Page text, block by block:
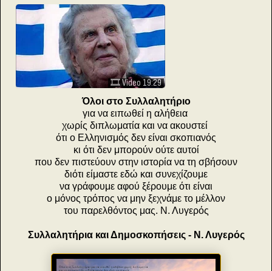
🎞️ Video 19:29
Όλοι στο Συλλαλητήριο
για να ειπωθεί η αλήθεια
χωρίς διπλωματία και να ακουστεί
ότι ο Ελληνισμός δεν είναι σκοπιανός
κι ότι δεν μπορούν ούτε αυτοί
που δεν πιστεύουν στην ιστορία να τη σβήσουν
διότι είμαστε εδώ και συνεχίζουμε
να γράφουμε αφού ξέρουμε ότι είναι
ο μόνος τρόπος να μην ξεχνάμε το μέλλον
του παρελθόντος μας. Ν. Λυγερός
Συλλαλητήρια και Δημοσκοπήσεις - Ν. Λυγερός